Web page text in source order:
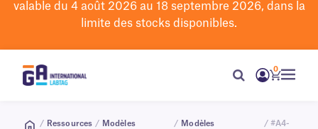
valable du 4 août 2026 au 18 septembre 2026, dans la
limite des stocks disponibles.
0
/ Ressources / Modèles
/ Modèles
/ #A4-